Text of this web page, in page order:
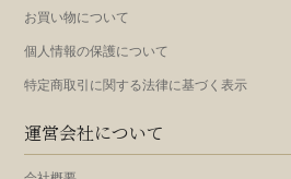
お買い物について
個人情報の保護について
特定商取引に関する法律に基づく表示
運営会社について